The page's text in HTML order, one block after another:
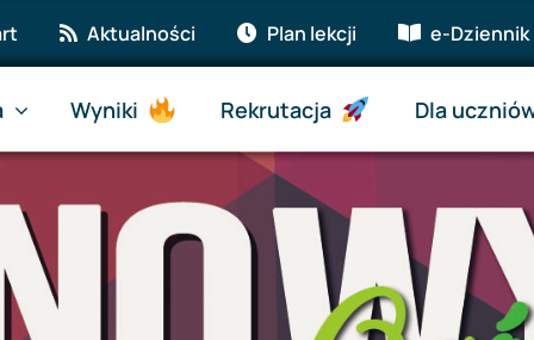
Aktualności Plan lekcji e-Dziennik
Wyniki Rekrutacja Dla